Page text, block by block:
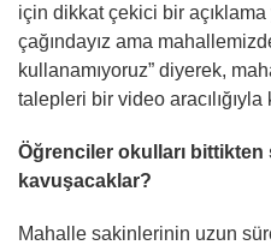
için dikkat çekici bir açıklama
çağındayız ama
kullanamıyoruz” diyerek,
talepleri bir video
Öğrenciler okulları bittikten
kavuşacaklar?
Mahalle sakinlerinin uzun